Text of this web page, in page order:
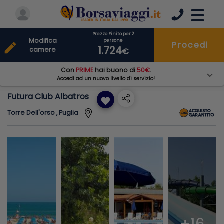
Futura Club Albatros favorite
Torre Dell'orso , Puglia
Prezzo Finito per 2
persone
1.724€
Procedi
edit
Modifica
camere
Con PRIMEhai buono di50€.
Accedi ad un nuovo livello di servizio!